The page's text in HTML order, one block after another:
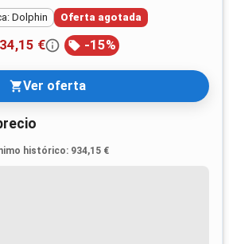
Dolphin Oferta agotada
€ -15%
Ver oferta
histórico: 934,15 €